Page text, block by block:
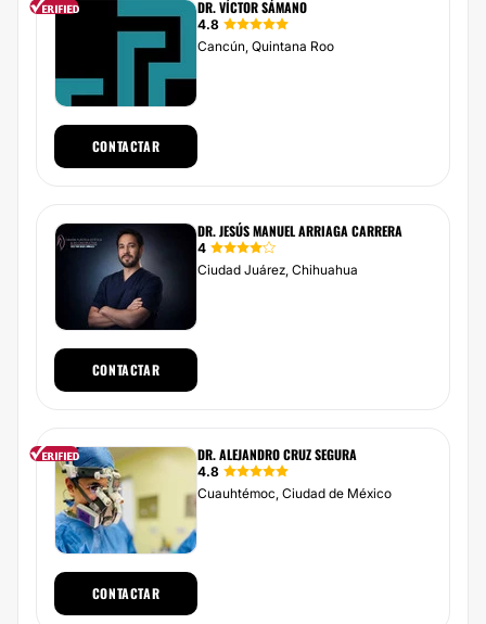
DR. VÍCTOR SÁMANO
4.8
Cancún, Quintana Roo
CONTACTAR
DR. JESÚS MANUEL ARRIAGA CARRERA
4
Ciudad Juárez, Chihuahua
CONTACTAR
DR. ALEJANDRO CRUZ SEGURA
4.8
Cuauhtémoc, Ciudad de México
CONTACTAR